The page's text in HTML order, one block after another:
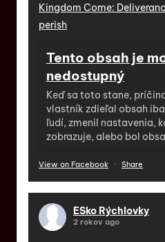
Kingdom Come:
perish
Tento obsah je
nedostupný
Keď sa toto stane,
vlastník zdieľal obsah
ľudí, zmenil nastavenia,
zobrazuje, alebo bol
View on Facebook · Share
ESko Rýchlovky
2 rokov ago